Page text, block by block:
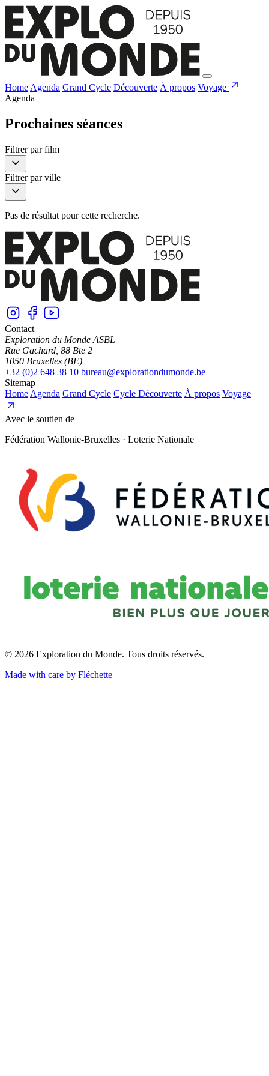
Home Agenda Grand Cycle Découverte À propos Voyage
Agenda
Prochaines séances
Filtrer par film
Filtrer par ville
Pas de résultat pour cette recherche.
Contact
Exploration du Monde ASBL
Rue Gachard, 88 Bte 2
1050 Bruxelles (BE)
+32 (0)2 648 38 10 bureau@explorationdumonde.be
Sitemap
Home Agenda Grand Cycle Cycle Découverte À propos Voyage
Avec le soutien de
Fédération Wallonie-Bruxelles · Loterie Nationale
© 2026 Exploration du Monde. Tous droits réservés.
Made with care by Fléchette